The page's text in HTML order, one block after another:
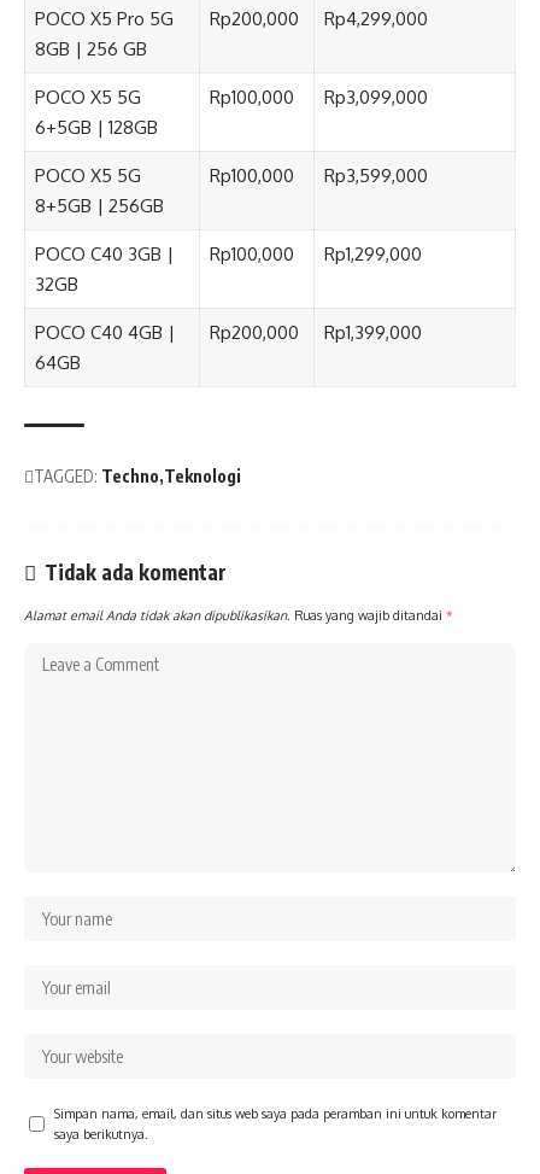
POCO X5 Pro 5G
8GB | 256 GB
Rp200,000 Rp4,299,000
POCO X5 5G
6+5GB | 128GB
Rp100,000 Rp3,099,000
POCO X5 5G
8+5GB | 256GB
Rp100,000 Rp3,599,000
POCO C40 3GB |
32GB
Rp100,000 Rp1,299,000
POCO C40 4GB |
64GB
Rp200,000 Rp1,399,000
TAGGED: Techno Teknologi
Tidak ada komentar
Alamat email Anda tidak akan dipublikasikan. Ruas yang wajib ditandai *
Simpan nama, email, dan situs web saya pada peramban ini untuk komentar
saya berikutnya.